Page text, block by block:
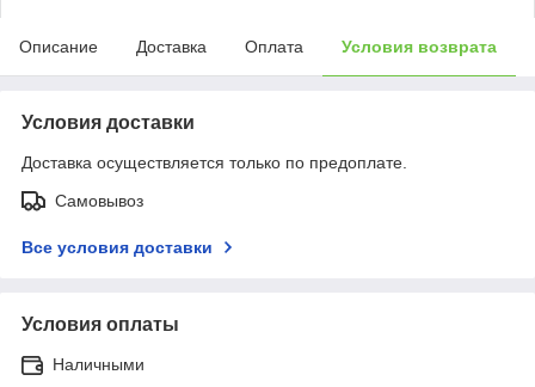
Описание Доставка Оплата Условия возврата
Условия доставки
Доставка осуществляется только по предоплате.
Самовывоз
Все условия доставки
Условия оплаты
Наличными